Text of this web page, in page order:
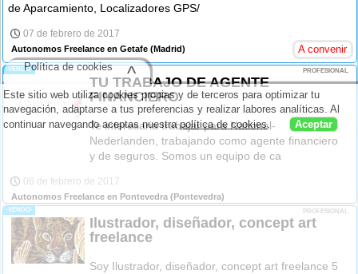
de Aparcamiento, Localizadores GPS/
07 de febrero de 2017
Autonomos Freelance en Getafe (Madrid) A convenir
-VENDO- PROFESIONAL
TU TRABAJO DE AGENTE
FINANCIERO
Te interesaria trabajar para National-
Nederlanden, trabajando como agente financiero
y de seguros. Somos un equipo de ca
06 de febrero de 2017
Autonomos Freelance en Pontevedra (Pontevedra)
-VENDO- PROFESIONAL
Ilustrador, diseñador, concept art
freelance
Soy Ilustrador, diseñador, concept art freelance 5
Este sitio web utiliza cookies propias y de terceros para optimizar tu
navegación, adaptarse a tus preferencias y realizar labores analíticas. Al
continuar navegando aceptas nuestrapolítica de cookies. Aceptar
Política de cookies ^